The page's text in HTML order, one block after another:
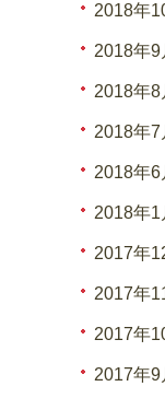
2018年
2018年9
2018年8
2018年7
2018年6
2018年1
2017年
2017年
2017年
2017年9